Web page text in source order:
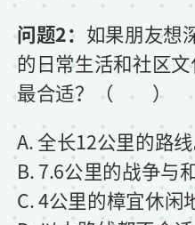
问题2： 如果朋友想
的日常生活和社区
最合适？（ ）
A. 全长12公里的路线
B. 7.6公里的战争与
C. 4公里的樟宜休闲